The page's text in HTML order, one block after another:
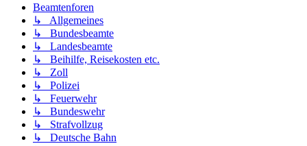
Beamtenforen
↳ Allgemeines
↳ Bundesbeamte
↳ Landesbeamte
↳ Beihilfe, Reisekosten etc.
↳ Zoll
↳ Polizei
↳ Feuerwehr
↳ Bundeswehr
↳ Strafvollzug
↳ Deutsche Bahn